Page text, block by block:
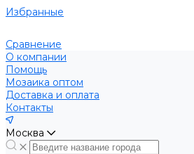
Избранные
Сравнение
О компании
Помощь
Мозаика оптом
Доставка и оплата
Контакты
Москва